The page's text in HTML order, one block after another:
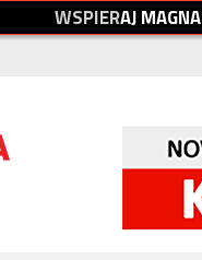
WSPIERAJMAGNA